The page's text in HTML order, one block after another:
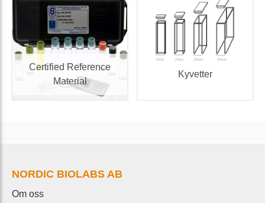
Certified Reference
Material
Kyvetter
NORDIC BIOLABS AB
Om oss